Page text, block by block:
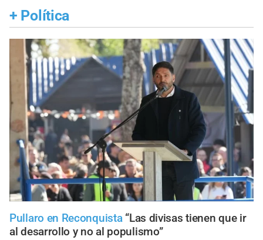
+ Política
Pullaro en Reconquista “Las divisas tienen que ir
al desarrollo y no al populismo”